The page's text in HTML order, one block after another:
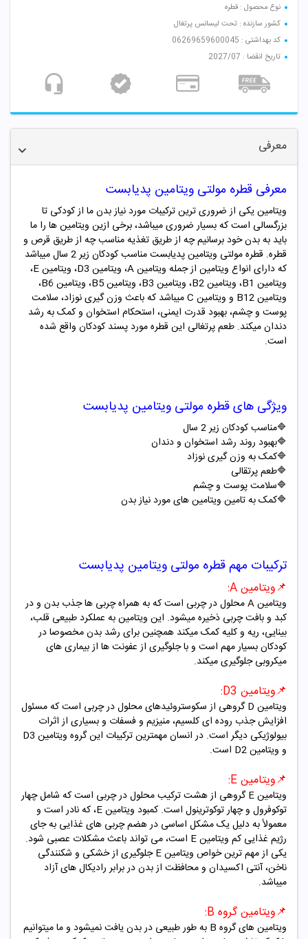
نوع محصول : قطره
کشور سازنده : تحت لیسانس پرتغال
کد بهداشتی : 06269659600045
تاریخ انقضا : 2027/07
معرفی
معرفی قطره مولتی ویتامین پدیابست
ویتامین یکی از ضروری ترین ترکیبات مورد نیاز بدن ما از کودکی تا
بزرگسالی است که بسیار ضروری میباشد، برخی ازین ویتامین ها را ما
باید به بدن خود برسانیم چه از طریق تغذیه مناسب چه از طریق قرص و
قطره. قطره مولتی ویتامین پدیابست مناسب کودکان زیر2 سال میباشد
که دارای انواع ویتامین از جمله ویتامینA، ویتامین D3، ویتامینE،
ویتامین B1، ویتامینB2، ویتامین B3، ویتامینB5، ویتامین B6،
ویتامینB12 و ویتامین Cمیباشد که باعث وزن گیری نوزاد، سلامت
پوست و چشم، بهبود قدرت ایمنی، استحکام استخوان و کمک به رشد
دندان میکند. طعم پرتغالی این قطره مورد پسند کودکان واقع شده
است.
ویژگی های قطره مولتی ویتامین پدیابست
🔷مناسب کودکان زیر2 سال
🔷بهبود روند رشد استخوان و دندان
🔷کمک به وزن گیری نوزاد
🔷طعم پرتقالی
🔷سلامت پوست و چشم
🔷کمک به تامین ویتامین های مورد نیاز بدن
ترکیبات مهم قطره مولتی ویتامین پدیابست
📌ویتامینA
:
ویتامینAمحلول در چربی است که به همراه چربی ها جذب بدن و در
کبد و بافت چربی ذخیره میشود. این ویتامین به عملکرد طبیعی قلب،
بینایی، ریه و کلیه کمک میکند همچنین برای رشد بدن مخصوصا در
کودکان بسیار مهم است و با جلوگیری از عفونت ها از بیماری های
میکروبی جلوگیری میکند.
📌ویتامین D3
:
ویتامین Dگروهی از سکوستروئیدهای محلول در چربی است که مسئول
افزایش جذب روده ای کلسیم، منیزیم و فسفات و بسیاری از اثرات
بیولوژیکی دیگر است. در انسان مهمترین ترکیبات این گروه ویتامین D3
و ویتامینD2 است.
📌ویتامینE
:
ویتامینEگروهی از هشت ترکیب محلول در چربی است که شامل چهار
توکوفرول و چهار توکوترینول است. کمبود ویتامینE، که نادر است و
معمولاً به دلیل یک مشکل اساسی در هضم چربی های غذایی به جای
رژیم غذایی کم ویتامینE است، می تواند باعث مشکلات عصبی شود.
یکی از مهم ترین خواص ویتامینEجلوگیری از خشکی و شکنندگی
ناخن، آنتی اکسیدان و محافظت از بدن در برابر رادیکال های آزاد
میباشد.
📌ویتامین گروه B
:
ویتامین های گروه B به طور طبیعی در بدن یافت نمیشود و ما میتوانیم